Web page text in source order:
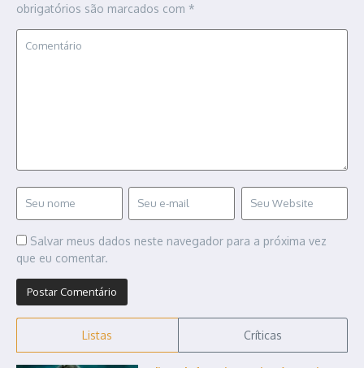
obrigatórios são marcados com *
Salvar meus dados neste navegador para a próxima vez
que eu comentar.
Listas Críticas